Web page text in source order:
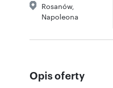
Rosanów,
Napoleona
Opis oferty